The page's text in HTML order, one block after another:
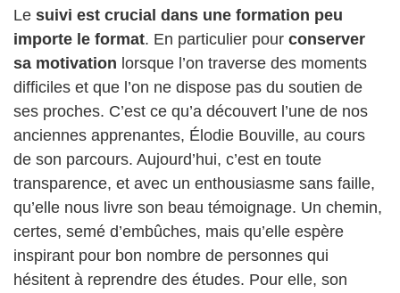
Le suivi est crucial dans une formation peu
importe le format. En particulier pour conserver
sa motivation lorsque l’on traverse des moments
difficiles et que l’on ne dispose pas du soutien de
ses proches. C’est ce qu’a découvert l’une de nos
anciennes apprenantes, Élodie Bouville, au cours
de son parcours. Aujourd’hui, c’est en toute
transparence, et avec un enthousiasme sans faille,
qu’elle nous livre son beau témoignage. Un chemin,
certes, semé d’embûches, mais qu’elle espère
inspirant pour bon nombre de personnes qui
hésitent à reprendre des études. Pour elle, son